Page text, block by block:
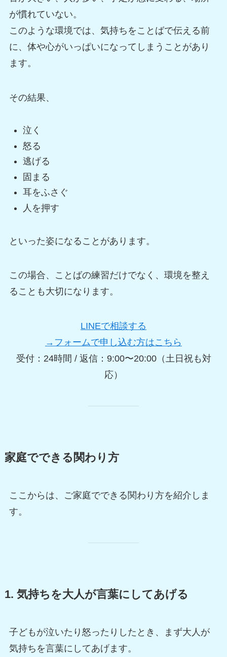
が慣れていない。
このような環境では、気持ちをことばで伝える前
に、体や心がいっぱいになってしまうことがあり
ます。
その結果、
泣く
怒る
逃げる
固まる
耳をふさぐ
人を押す
といった姿になることがあります。
この場合、ことばの練習だけでなく、環境を整え
ることも大切になります。
LINEで相談する
→フォームで申し込む方はこちら
受付：24時間 / 返信：9:00〜20:00（土日祝も対
応）
家庭でできる関わり方
ここからは、ご家庭でできる関わり方を紹介しま
す。
1. 気持ちを大人が言葉にしてあげる
子どもが泣いたり怒ったりしたとき、まず大人が
気持ちを言葉にしてあげます。